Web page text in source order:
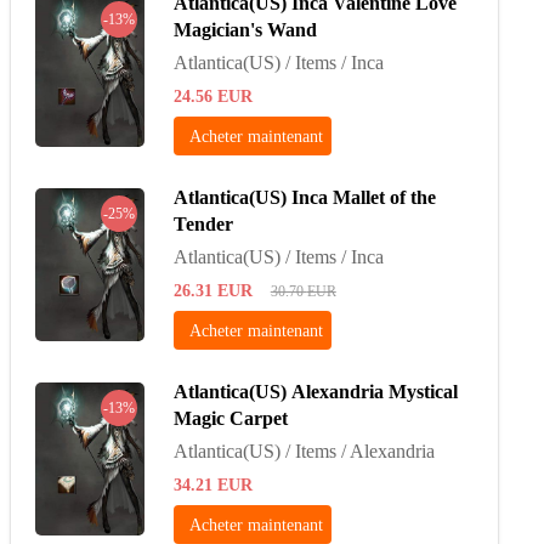
-13%
Magician's Wand
Atlantica(US) / Items / Inca
24.56 EUR
Acheter maintenant
-25%
Atlantica(US) Inca Mallet of the
Tender
Atlantica(US) / Items / Inca
26.31 EUR 30.70 EUR
Acheter maintenant
-13%
Atlantica(US) Alexandria Mystical
Magic Carpet
Atlantica(US) / Items / Alexandria
34.21 EUR
Acheter maintenant